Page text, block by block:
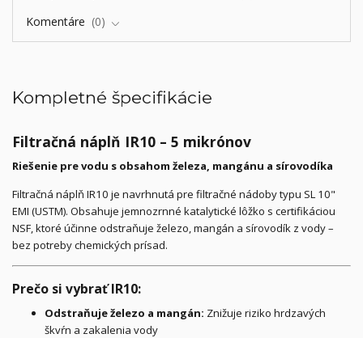
Komentáre
0
Kompletné špecifikácie
Filtračná náplň IR10 – 5 mikrónov
Riešenie pre vodu s obsahom železa, mangánu a sírovodíka
Filtračná náplň IR10 je navrhnutá pre filtračné nádoby typu SL 10"
EMI (USTM). Obsahuje jemnozrnné katalytické lôžko s certifikáciou
NSF, ktoré účinne odstraňuje železo, mangán a sírovodík z vody –
bez potreby chemických prísad.
Prečo si vybrať IR10:
Odstraňuje železo a mangán: Znižuje riziko hrdzavých
škvŕn a zakalenia vody